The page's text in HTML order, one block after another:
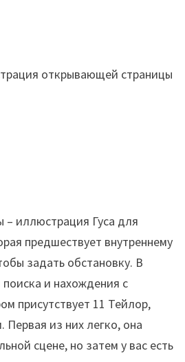
открывающей страницы
иллюстрация Гуса для
предшествует внутреннему
задать обстановку. В
и нахождения с
присутствует 11 Тейлор,
Первая из них легко, она
сцене, но затем у вас есть